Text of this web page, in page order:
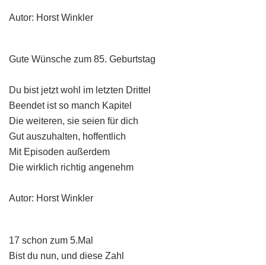
Autor: Horst Winkler
Gute Wünsche zum 85. Geburtstag
Du bist jetzt wohl im letzten Drittel
Beendet ist so manch Kapitel
Die weiteren, sie seien für dich
Gut auszuhalten, hoffentlich
Mit Episoden außerdem
Die wirklich richtig angenehm
Autor: Horst Winkler
17 schon zum 5.Mal
Bist du nun, und diese Zahl